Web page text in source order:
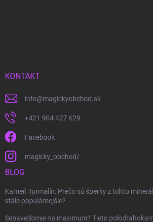
KONTAKT
info@magickyobchod.sk
+421 904 427 629
Facebook
magicky_obchod/
BLOG
Kameň Turmalín: Prečo sú šperky z tohto
stále populárnejšie?
Sebavedomie na maximum? Tieto